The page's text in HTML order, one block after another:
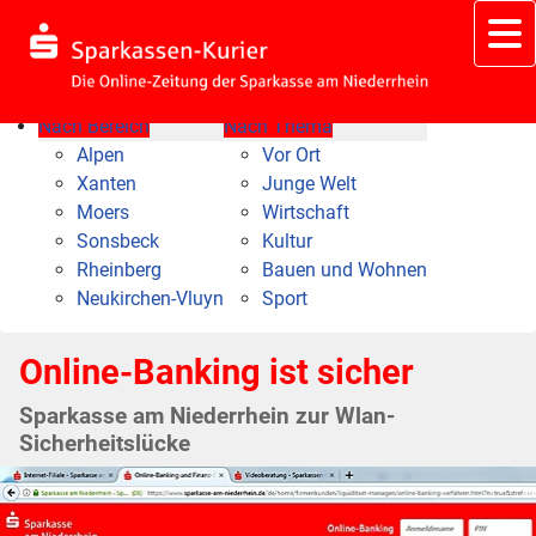
Nach Bereich
Alpen
Xanten
Moers
Sonsbeck
Rheinberg
Neukirchen-Vluyn
Nach Thema
Vor Ort
Junge Welt
Wirtschaft
Kultur
Bauen und Wohnen
Sport
Online-Banking ist sicher
Sparkasse am Niederrhein zur Wlan-
Sicherheitslücke